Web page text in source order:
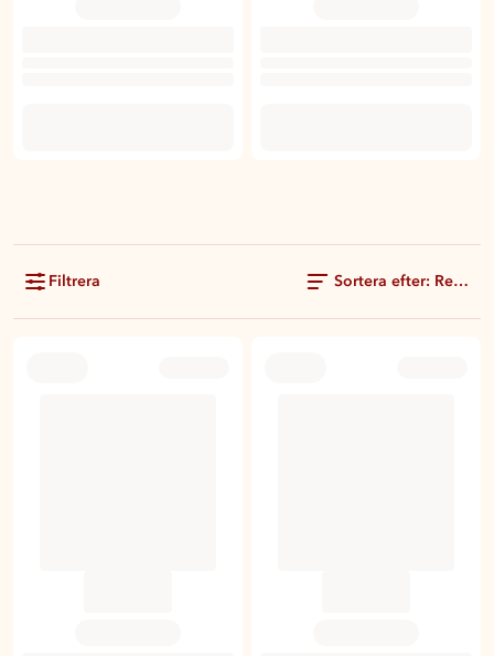
Filtrera Sortera efter: